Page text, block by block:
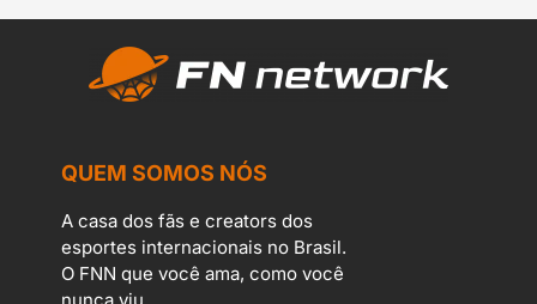
QUEM SOMOS NÓS
A casa dos fãs e creators dos
esportes internacionais no Brasil.
O FNN que você ama, como você